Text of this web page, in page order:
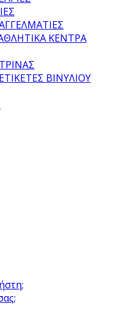
ΚΕΝΤΡΑ
ΒΙΝΥΛΙΟΥ